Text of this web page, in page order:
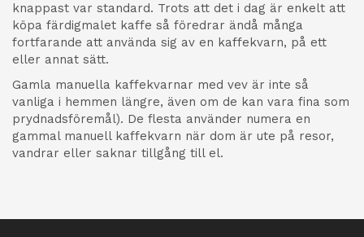
knappast var standard. Trots att det i dag är enkelt att
köpa färdigmalet kaffe så föredrar ändå många
fortfarande att använda sig av en kaffekvarn, på ett
eller annat sätt.
Gamla manuella kaffekvarnar med vev är inte så
vanliga i hemmen längre, även om de kan vara fina som
prydnadsföremål). De flesta använder numera en
gammal manuell kaffekvarn när dom är ute på resor,
vandrar eller saknar tillgång till el.